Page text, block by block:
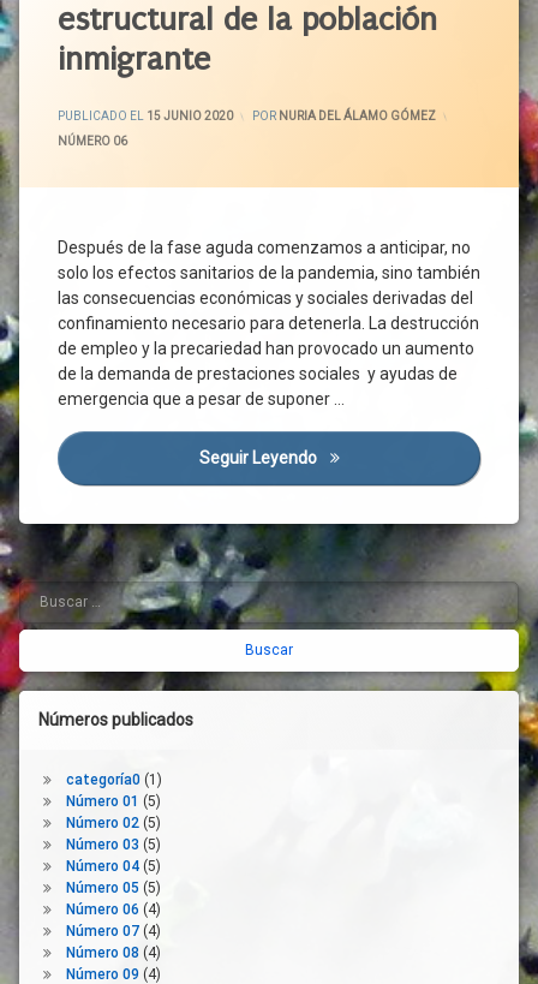
estructural de la población
inmigrante
PUBLICADO EL 15 JUNIO 2020
ACTUALIZADO EL 16 JUNIO 2020
POR NURIA DEL ÁLAMO GÓMEZ
CATEGORÍAS:
NÚMERO 06
Después de la fase aguda comenzamos a anticipar, no
solo los efectos sanitarios de la pandemia, sino también
las consecuencias económicas y sociales derivadas del
confinamiento necesario para detenerla. La destrucción
de empleo y la precariedad han provocado un aumento
de la demanda de prestaciones sociales y ayudas de
emergencia que a pesar de suponer …
Seguir Leyendo Hacia La Integración
Autóctono
Ayudas De
Ayudas
En
Bancos
Comedores
Confinamiento
Crisis
Económica
Crisis
Crisis
Social
De
Personas
Mayores
Demografía
Derecho
Desigualdad
Estado
Del
Bienestar
Europa
Explotación
Laboral
Explotación
Sexual
Barra
lateral
derecha
Buscar:
Números publicados
categoría0(1)
Número 01 (5)
Número 02(5)
Número 03 (5)
Número 04(5)
Número 05 (5)
Número 06 (4)
Número 07(4)
Número 08 (4)
Número 09 (4)